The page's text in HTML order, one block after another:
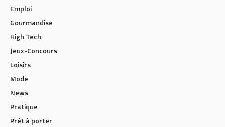
Emploi
Gourmandise
High Tech
Jeux-Concours
Loisirs
Mode
News
Pratique
Prêt à porter